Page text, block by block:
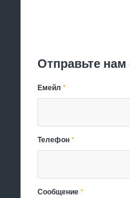
Отправьте
Емейл*
Телефон*
Сообщение*